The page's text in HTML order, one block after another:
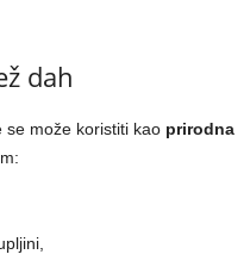
dah
se može koristiti kao prirodna